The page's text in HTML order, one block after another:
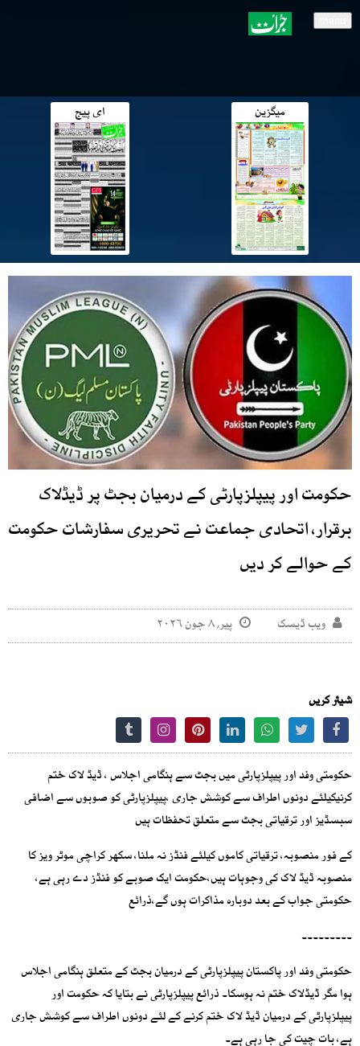
میگزین ای پیج
حکومت اور پیپلزپارٹی کے درمیان بجٹ پر ڈیڈلاک
برقرار، اتحادی جماعت نے تحریری سفارشات حکومت
کے حوالے کر دیں
ویب ڈیسک پیر, ۸ جون ۲۰۲۶
شیئر کریں
حکومتی وفد اور پیپلزپارٹی میں بجٹ سے ہنگامی اجلاس ، ڈیڈ لاک ختم
کرنیکیلئے دونوں اطراف سے کوشش جاری ،پیپلزپارٹی کو صوبوں سے اضافی
سبسڈیز اور ترقیاتی بجٹ سے متعلق تحفظات ہیں
کے فور منصوبہ، ترقیاتی کاموں کیلئے فنڈز نہ ملنا، سکھر کراچی موٹر ویز کا
منصوبہ ڈیڈ لاک کی وجوہات ہیں،حکومت ایک صوبے کو فنڈز دے رہی ہے،
حکومتی جواب کے بعد دوبارہ مذاکرات ہوں گے،ذرائع
۔۔۔۔۔۔۔۔۔
حکومتی وفد اور پاکستان پیپلزپارٹی کے درمیان بجٹ کے متعلق ہنگامی اجلاس
ہوا مگر ڈیڈلاک ختم نہ ہوسکا۔ ذرائع پیپلزپارٹی نے بتایا کہ حکومت اور
پیپلزپارٹی کے درمیان ڈیڈ لاک ختم کرنے کے لئے دونوں اطراف سے کوشش جاری